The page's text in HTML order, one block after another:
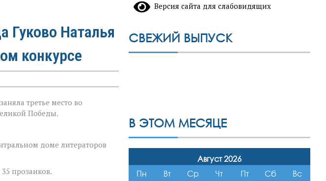
Гуково Наталья
конкурсе
третье место во
Победы.
доме литераторов
прозаиков.
Версия сайта для слабовидящих
СВЕЖИЙ ВЫПУСК
В ЭТОМ МЕСЯЦЕ
Август 2026
Пн
Вт Ср Чт Пт Сб Вс